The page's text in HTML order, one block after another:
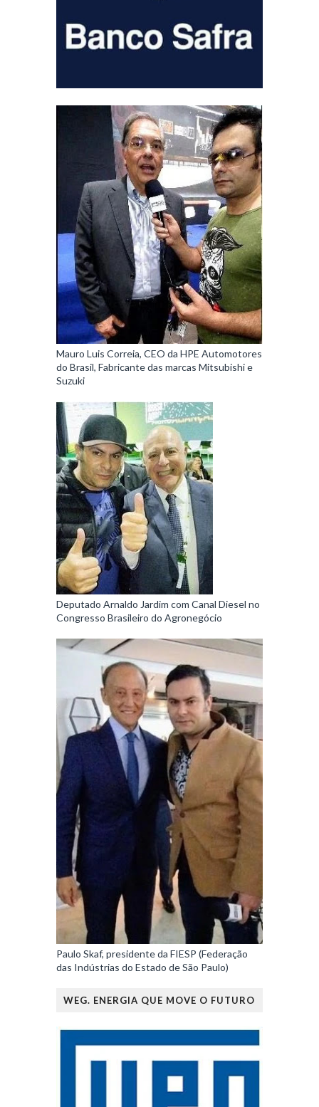
Mauro Luis Correia, CEO da HPE Automotores
do Brasil, Fabricante das marcas Mitsubishi e
Suzuki
Deputado Arnaldo Jardim com Canal Diesel no
Congresso Brasileiro do Agronegócio
Paulo Skaf, presidente da FIESP (Federação
das Indústrias do Estado de São Paulo)
WEG. ENERGIA QUE MOVE O FUTURO